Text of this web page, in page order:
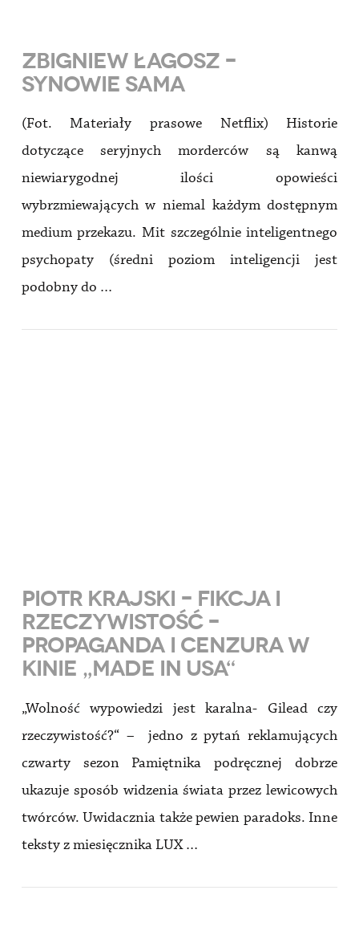
VIEW POST
ZBIGNIEW ŁAGOSZ –
SYNOWIE SAMA
(Fot. Materiały prasowe Netflix) Historie
dotyczące seryjnych morderców są kanwą
niewiarygodnej ilości opowieści
wybrzmiewających w niemal każdym dostępnym
medium przekazu. Mit szczególnie inteligentnego
psychopaty (średni poziom inteligencji jest
podobny do …
PIOTR KRAJSKI – FIKCJA I
RZECZYWISTOŚĆ –
PROPAGANDA I CENZURA W
KINIE „MADE IN USA“
„Wolność wypowiedzi jest karalna- Gilead czy
rzeczywistość?“ – jedno z pytań reklamujących
czwarty sezon Pamiętnika podręcznej dobrze
ukazuje sposób widzenia świata przez lewicowych
twórców. Uwidacznia także pewien paradoks. Inne
teksty z miesięcznika LUX …